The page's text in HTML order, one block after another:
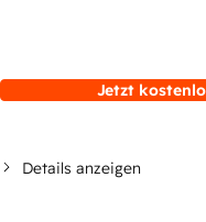
Jetzt
Details anzeigen